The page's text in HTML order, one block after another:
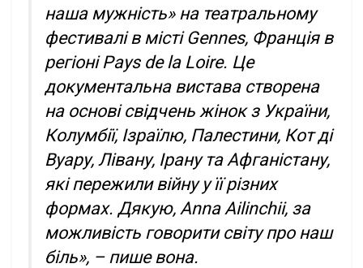
наша мужність» на театральному
фестивалі в місті Gennes, Франція в
регіоні Pays de la Loire. Це
документальна вистава створена
на основі свідчень жінок з України,
Колумбії, Ізраїлю, Палестини, Кот ді
Вуару, Лівану, Ірану та Афганістану,
які пережили війну у її різних
формах. Дякую, Anna Ailinchii, за
можливість говорити світу про наш
біль», – пише вона.